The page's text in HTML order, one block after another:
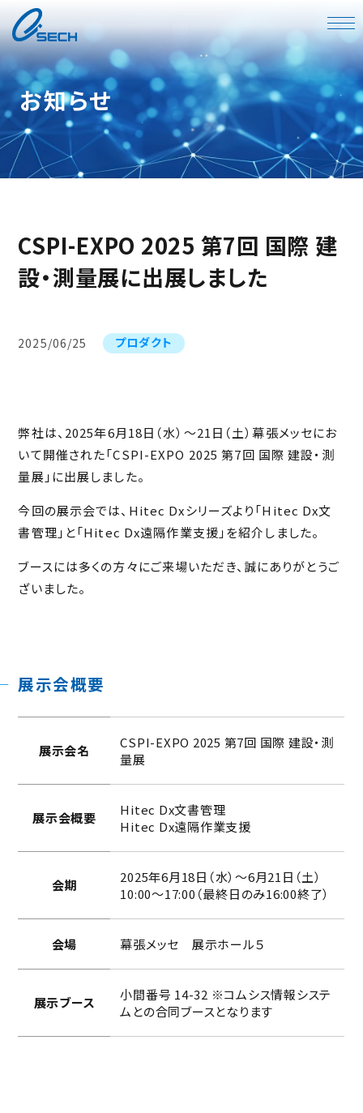
お知らせ
CSPI-EXPO 2025 第7回 国際 建
設・測量展に出展しました
2025/06/25 プロダクト
弊社は、2025年6月18日（水）～21日（土）幕張メッセにお
いて開催された「CSPI-EXPO 2025 第7回 国際 建設・測
量展」に出展しました。
今回の展示会では、Hitec Dxシリーズより「Hitec Dx文
書管理」と「Hitec Dx遠隔作業支援」を紹介しました。
ブースには多くの方々にご来場いただき、誠にありがとうご
ざいました。
展示会概要
展示会名
CSPI-EXPO 2025 第7回 国際 建設・測
量展
展示会概要
Hitec Dx文書管理
Hitec Dx遠隔作業支援
会期
2025年6月18日（水）～6月21日（土）
10:00～17:00（最終日のみ16:00終了）
会場 幕張メッセ 展示ホール５
展示ブース
小間番号 14-32 ※コムシス情報システ
ムとの合同ブースとなります